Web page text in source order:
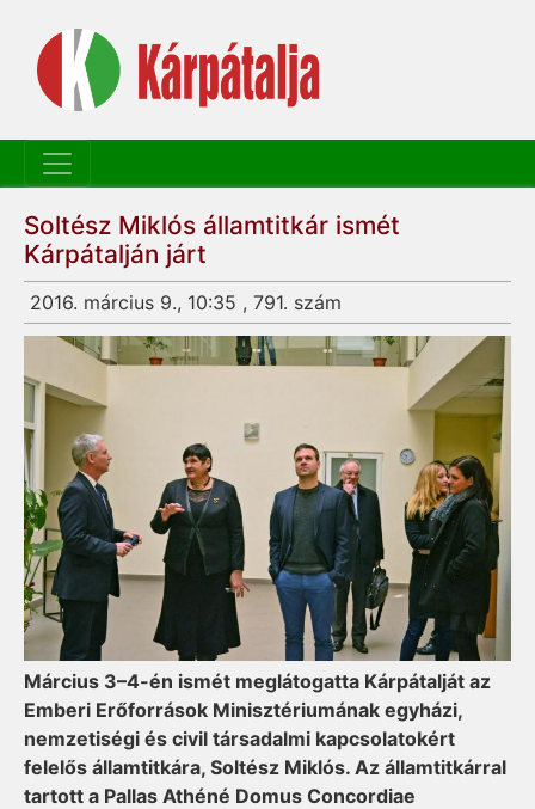
Soltész Miklós államtitkár ismét
Kárpátalján járt
2016. március 9., 10:35 , 791. szám
Március 3–4-én ismét meg­látogatta Kárpátalját az
Emberi Erőforrások Minisztériumának egyházi,
nemzetiségi és civil társadalmi kapcsolatokért
felelős államtitkára, Soltész Miklós. Az államtitkárral
tartott a Pallas Athéné Domus Concordiae